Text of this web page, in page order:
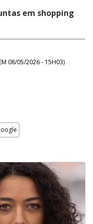
em shopping
08/05/2026 - 15H03)